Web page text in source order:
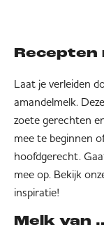
Laat je verleiden
amandelmelk.
zoete gerechten
mee te beginnen
hoofdgerecht.
mee op. Bekijk
inspiratie!
Melk van